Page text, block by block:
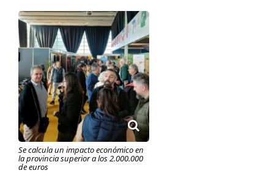
Se calcula un impacto económico en
la provincia superior a los 2.000.000
de euros